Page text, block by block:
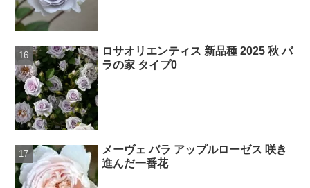
ロサオリエンティス 新品種 2025 秋 バ
ラの家 タイプ0
メーヴェ バラ アップルローゼス 咲き
進んだ一番花